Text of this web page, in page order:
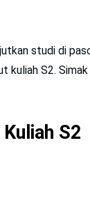
studi di
kuliah S2.
S2